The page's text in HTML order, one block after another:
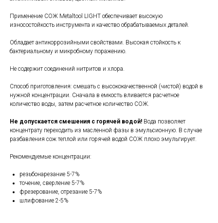
Применение СОЖ Metaltool LIGHT обеспечивает высокую
износостойкость инструмента и качество обрабатываемых деталей.
Обладает антикоррозийными свойствами. Высокая стойкость к
бактериальному и микробному поражению.
Не содержит соединений нитритов и хлора.
Способ приготовления: смешать с высококачественной (чистой) водой в
нужной концентрации. Сначала в емкость вливается расчетное
количество воды, затем расчетное количество СОЖ.
Не допускается смешения с горячей водой! Вода позволяет
концентрату переходить из масленной фазы в эмульсионную. В случае
разбавления сож теплой или горячей водой СОЖ плохо эмульгирует.
Рекомендуемые концентрации:
резьбонарезание 5-7%
точение, сверление 5-7%
фрезерование, отрезание 5-7%
шлифование 2-5%